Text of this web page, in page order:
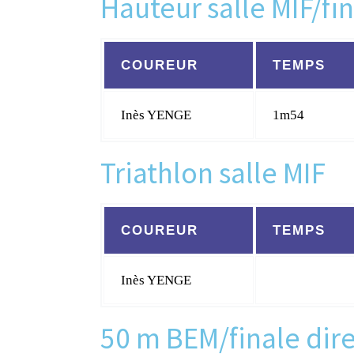
Hauteur salle MIF/
COUREUR TEMPS
Inès YENGE 1m54
Triathlon salle MIF
COUREUR TEMPS
Inès YENGE
50 m BEM/finale